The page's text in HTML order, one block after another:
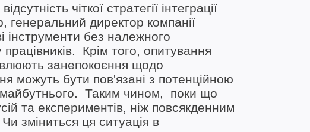
чіткої стратегії інтеграції
генеральний директор компанії
інструменти без належного
Крім того, опитування
занепокоєння щодо
можуть бути пов'язані з потенційною
майбутнього. Таким чином, поки що
та експериментів, ніж повсякденним
зміниться ця ситуація в